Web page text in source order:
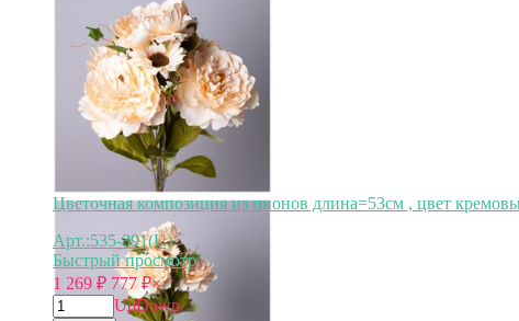
Цветочная композиция из пионов длина=53см , цвет
Арт.:535-391(U)
Быстрый просмотр
1 269 ₽ 777₽×
UpDown